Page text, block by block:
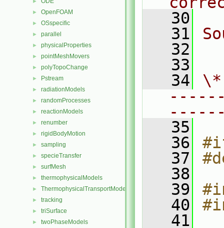
► OpenFOAM
► OSspecific
► parallel
► physicalProperties
► pointMeshMovers
► polyTopoChange
► Pstream
► radiationModels
► randomProcesses
► reactionModels
► renumber
► rigidBodyMotion
► sampling
► specieTransfer
► surfMesh
► thermophysicalModels
► ThermophysicalTransportModels
► tracking
► triSurface
► twoPhaseModels
   30
   31
   32
   33
   34
   35
   36
   37
   38
   39
   40
   41